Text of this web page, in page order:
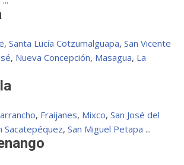
, Santa Lucía Cotzumalguapa, San Vicente
, Nueva Concepción, Masagua, La
, Fraijanes, Mixco, San José del
Sacatepéquez, San Miguel Petapa ...